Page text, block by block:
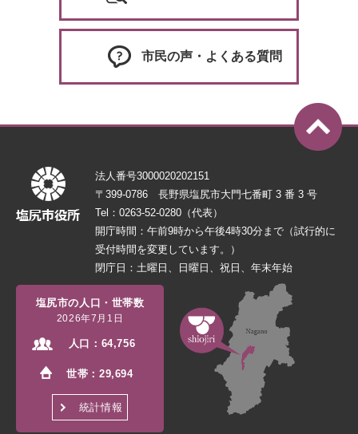
市民の声・よくある質問
法人番号3000020202151
〒399-0786 長野県塩尻市大門七番町 3 番 3 号
Tel：0263-52-0280（代表）
開庁時間：午前9時から午後4時30分まで（試行的に
受付時間を変更しています。）
閉庁日：土曜日、日曜日、祝日、年末年始
塩尻市の人口・世帯数
2026年7月1日
人口： 64,756
世帯：29,694
統計情報